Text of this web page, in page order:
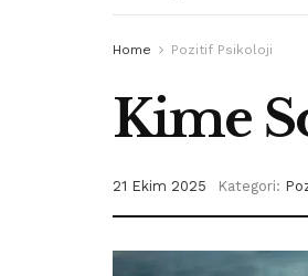
Home Pozitif Psikoloji
Kime
21 Ekim 2025 Kategori: